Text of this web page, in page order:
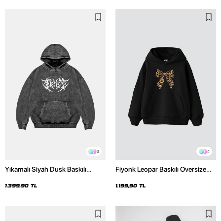
3
Yıkamalı Siyah Dusk Baskılı
1.399,90 TL
4
Fiyonk Leopar Baskılı Oversize
1.199,90 TL